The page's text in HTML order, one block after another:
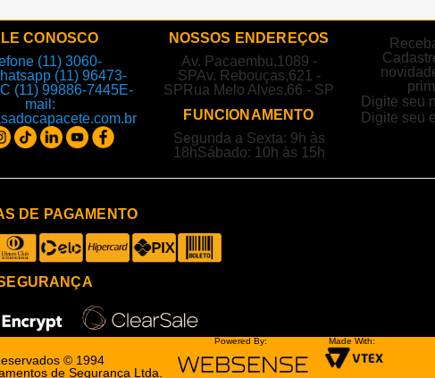
CONOSCO
(11) 3060-
(11) 96473-
(11) 99886-7445E-
mail:
NOSSOS ENDEREÇOS
Av. Pacaembu,1089 -
SPAv. Rebouças,621 -
SP Rua Melo Alves,66 - SP
FUNCIONAMENTO
Segunda a Sexta: 9h às
18hSábado: 10h às 15h
DE PAGAMENTO
© 1994
de Segurança Ltda.
Powered By: Made With: